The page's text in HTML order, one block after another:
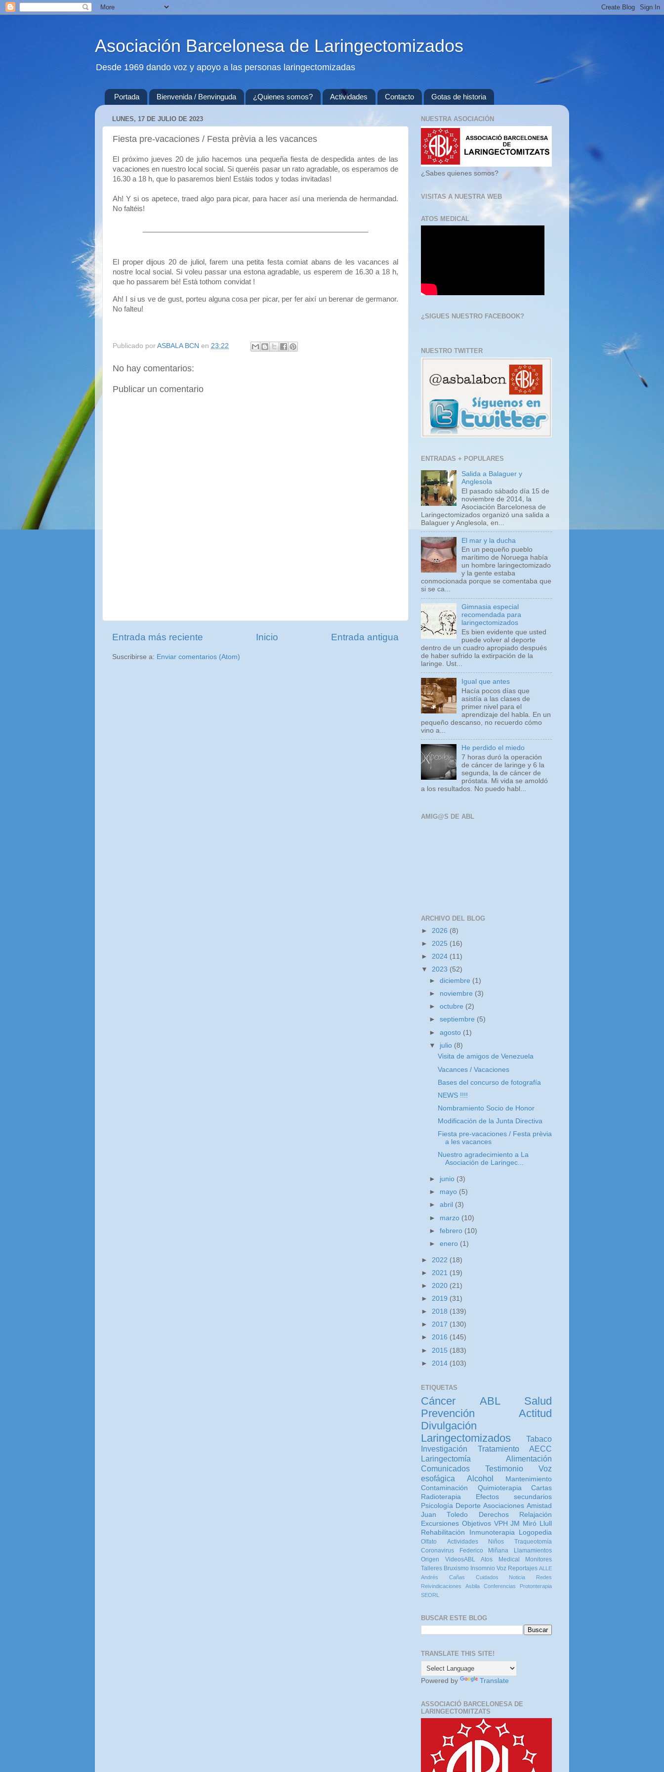
Asociación Barcelonesa de Laringectomizados
Desde 1969 dando voz y apoyo a las personas laringectomizadas
Portada Bienvenida / Benvinguda ¿Quienes somos? Actividades Contacto Gotas de historia
LUNES, 17 DE JULIO DE 2023
Fiesta pre-vacaciones / Festa prèvia a les vacances
El próximo jueves 20 de julio hacemos una pequeña fiesta de despedida antes de las
vacaciones en nuestro local social. Si queréis pasar un rato agradable, os esperamos de
16.30 a 18 h, que lo pasaremos bien! Estáis todos y todas invitadas!
Ah! Y si os apetece, traed algo para picar, para hacer así una merienda de hermandad.
No faltéis!
El proper dijous 20 de juliol, farem una petita festa comiat abans de les vacances al
nostre local social. Si voleu passar una estona agradable, us esperem de 16.30 a 18 h,
que ho passarem bé! Està tothom convidat !
Ah! I si us ve de gust, porteu alguna cosa per picar, per fer així un berenar de germanor.
No falteu!
Publicado por ASBALA BCN en 23:22
No hay comentarios:
Publicar un comentario
Entrada más reciente Entrada antigua
Inicio
Suscribirse a: Enviar comentarios (Atom)
NUESTRA ASOCIACIÓN
¿Sabes quienes somos?
VISITAS A NUESTRA WEB
ATOS MEDICAL
¿SIGUES NUESTRO FACEBOOK?
NUESTRO TWITTER
ENTRADAS + POPULARES
Salida a Balaguer y
Anglesola
El pasado sábado día 15 de
noviembre de 2014, la
Asociación Barcelonesa de
Laringectomizados organizó una salida a
Balaguer y Anglesola, en...
El mar y la ducha
En un pequeño pueblo
marítimo de Noruega había
un hombre laringectomizado
y la gente estaba
conmocionada porque se comentaba que
si se ca...
Gimnasia especial
recomendada para
laringectomizados
Es bien evidente que usted
puede volver al deporte
dentro de un cuadro apropiado después
de haber sufrido la extirpación de la
laringe. Ust...
Igual que antes
Hacía pocos días que
asistía a las clases de
primer nivel para el
aprendizaje del habla. En un
pequeño descanso, no recuerdo cómo
vino a...
He perdido el miedo
7 horas duró la operación
de cáncer de laringe y 6 la
segunda, la de cáncer de
próstata. Mi vida se amoldó
a los resultados. No puedo habl...
AMIG@S DE ABL
ARCHIVO DEL BLOG
► 2026 (8)
► 2025 (16)
► 2024 (11)
▼ 2023 (52)
►diciembre (1)
► noviembre (3)
►octubre (2)
►septiembre (5)
►agosto (1)
▼ julio (8)
Visita de amigos de Venezuela
Vacances / Vacaciones
Bases del concurso de fotografía
NEWS !!!!
Nombramiento Socio de Honor
Modificación de la Junta Directiva
Fiesta pre-vacaciones / Festa prèvia
a les vacances
Nuestro agradecimiento a La
Asociación de Laringec...
► junio (3)
► mayo (5)
►abril (3)
► marzo (10)
►febrero (10)
►enero (1)
► 2022 (18)
► 2021 (19)
► 2020 (21)
► 2019 (31)
► 2018 (139)
► 2017 (130)
► 2016 (145)
► 2015 (183)
► 2014 (103)
ETIQUETAS
Cáncer ABL
Salud
Prevención
Actitud
Divulgación
Laringectomizados
Tabaco
Investigación
Tratamiento
AECC
Laringectomía
Alimentación
Comunicados
Testimonio
Voz
esofágica
Alcohol
Mantenimiento
Contaminación
Quimioterapia
Cartas
Radioterapia
Efectos secundarios
Psicología Deporte Asociaciones Amistad
Juan Toledo
Derechos
Relajación
Excursiones Objetivos VPH JM Miró Llull
Rehabilitación
Inmunoterapia Logopedia
Olfato Actividades Niños
Traqueotomía
Coronavirus
Federico Miñana
Llamamientos
Origen
VideosABL Atos Medical
Monitores
Talleres Bruxismo Insomnio Voz Reportajes ALLE
Andrés Cañas
Cuidados Noticia
Redes
Reivindicaciones
Asbila Conferencias
Protonterapia
SEORL
BUSCAR ESTE BLOG
TRANSLATE THIS SITE!
Powered by Translate
ASSOCIACIÓ BARCELONESA DE
LARINGECTOMITZATS